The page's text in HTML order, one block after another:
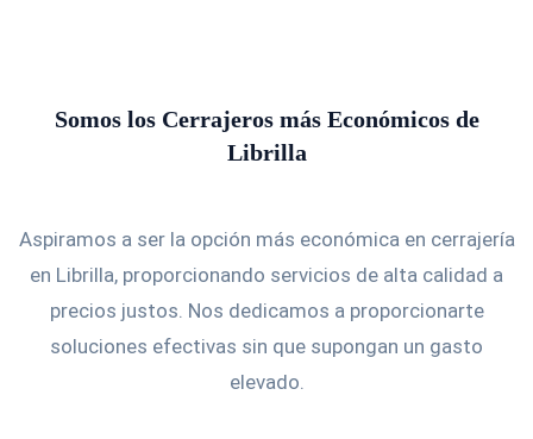
Somos los Cerrajeros más Económicos de
Librilla
Aspiramos a ser la opción más económica en cerrajería
en Librilla, proporcionando servicios de alta calidad a
precios justos. Nos dedicamos a proporcionarte
soluciones efectivas sin que supongan un gasto
elevado.